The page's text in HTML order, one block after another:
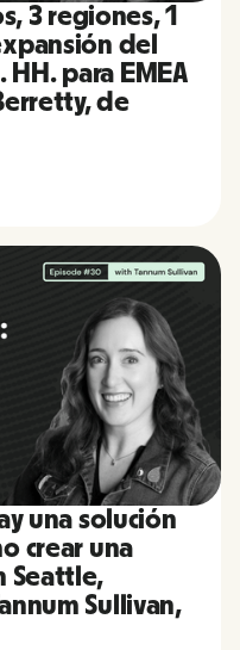
3 regiones, 1
del
para EMEA
de
una solución
crear una
Seattle,
Sullivan,